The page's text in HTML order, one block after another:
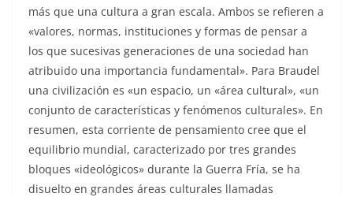
más que una cultura a gran escala. Ambos se refieren a
«valores, normas, instituciones y formas de pensar a
los que sucesivas generaciones de una sociedad han
atribuido una importancia fundamental». Para Braudel
una civilización es «un espacio, un «área cultural», «un
conjunto de características y fenómenos culturales». En
resumen, esta corriente de pensamiento cree que el
equilibrio mundial, caracterizado por tres grandes
bloques «ideológicos» durante la Guerra Fría, se ha
disuelto en grandes áreas culturales llamadas